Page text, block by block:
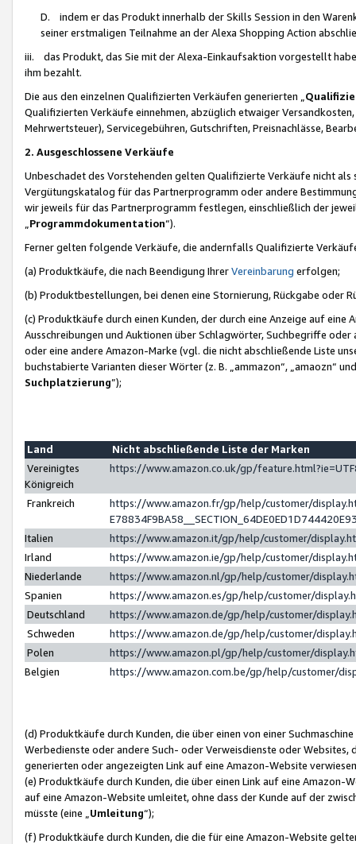
D. indem er das Produkt innerhalb der Skills Session in den
seiner erstmaligen Teilnahme an der Alexa Shopping Action
iii. das Produkt, das Sie mit der Alexa-Einkaufsaktion vorgestellt
ihm bezahlt.
Die aus den einzelnen Qualifizierten Verkäufen generierten „
Qualifizierten Verkäufe einnehmen, abzüglich etwaiger
Mehrwertsteuer), Servicegebühren, Gutschriften, Preisnachlässe,
2. Ausgeschlossene Verkäufe
Unbeschadet des Vorstehenden gelten Qualifizierte Verkäufe nicht
Vergütungskatalog für das Partnerprogramm oder andere
wir jeweils für das Partnerprogramm festlegen, einschließlich der
Programmdokumentation“).
Ferner gelten folgende Verkäufe, die andernfalls Qualifizierte
(a) Produktkäufe, die nach Beendigung IhrerVereinbarung erfolgen;
(b) Produktbestellungen, bei denen eine Stornierung, Rückgabe oder
(c) Produktkäufe durch einen Kunden, der durch eine Anzeige auf
Ausschreibungen und Auktionen über Schlagwörter, Suchbegriffe
oder eine andere Amazon-Marke (vgl. die nicht abschließende Liste
buchstabierte Varianten dieser Wörter (z. B. „ammazon“, „amaozn“
Suchplatzierung”);
Land
Nicht abschließende Liste der Marken
Vereinigtes
Königreich
https://www.amazon.co.uk/gp/
Frankreich
https://www.amazon.fr/gp/help/customer/
Italien
https://www.amazon.it/gp/help/customer/
Irland
https://www.amazon.ie/gp/help/customer/
Niederlande
https://www.amazon.nl/gp/help/customer/
Spanien
https://www.amazon.es/gp/help/customer/
Deutschland
https://www.amazon.de/gp/help/customer/
Schweden
https://www.amazon.de/gp/help/customer/
Polen
https://www.amazon.pl/gp/help/customer/
Belgien
https://www.amazon.com.be/gp/help/customer/
(d) Produktkäufe durch Kunden, die über einen von einer
Werbedienste oder andere Such- oder Verweisdienste oder Websites,
generierten oder angezeigten Link auf eine Amazon-Website
(e) Produktkäufe durch Kunden, die über einen Link auf eine
auf eine Amazon-Website umleitet, ohne dass der Kunde auf der
müsste (eine „ Umleitung“);
(f) Produktkäufe durch Kunden, die die für eine Amazon-Website